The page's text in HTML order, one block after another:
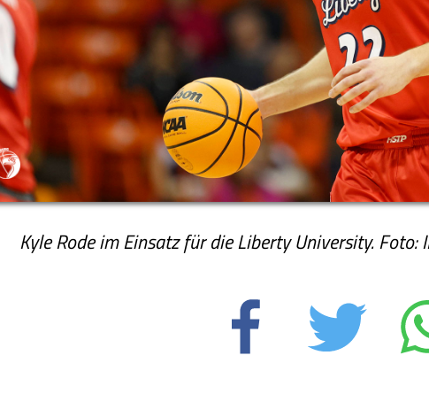
Kyle Rode im Einsatz für die Liberty University. Foto: